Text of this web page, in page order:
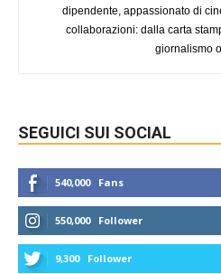
dipendente, appassionato di
collaborazioni: dalla carta
giornalismo
SEGUICI SUI SOCIAL
540,000 Fans
550,000 Follower
9,300 Follower